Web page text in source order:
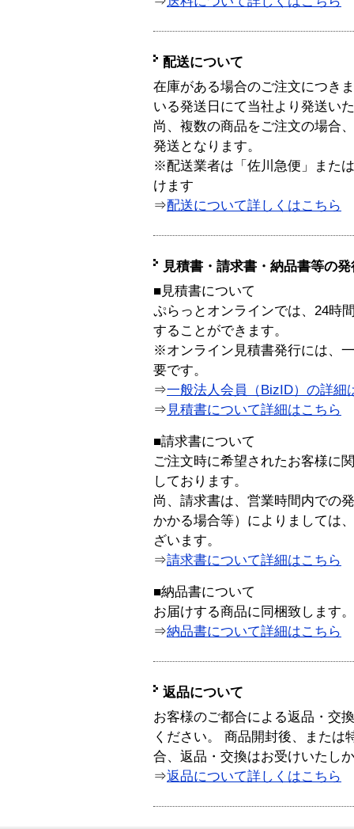
配送について
在庫がある場合のご注文につき
いる発送日にて当社より発送い
尚、複数の商品をご注文の場合
発送となります。
※配送業者は「佐川急便」また
けます
⇒配送について詳しくはこちら
見積書・請求書・納品書等の
■見積書について
ぷらっとオンラインでは、24時
することができます。
※オンライン見積書発行には、
要です。
⇒一般法人会員（BizID）の詳細
⇒ 見積書について詳細はこちら
■請求書について
ご注文時に希望されたお客様に
しております。
尚、請求書は、営業時間内での
かかる場合等）によりましては
ざいます。
⇒請求書について詳細はこちら
■納品書について
お届けする商品に同梱致します。
⇒納品書について詳細はこちら
返品について
お客様のご都合による返品・交
ください。 商品開封後、または
合、返品・交換はお受けいたし
⇒返品について詳しくはこちら